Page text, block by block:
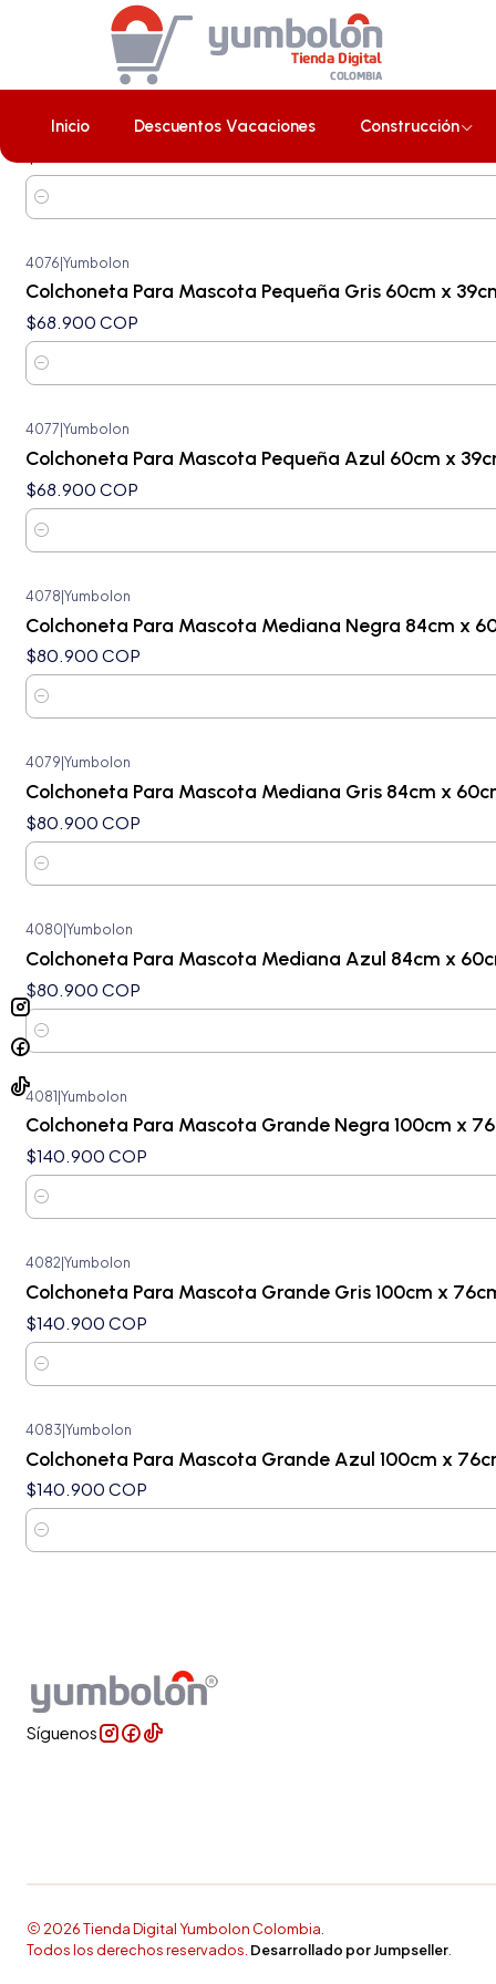
Inicio Descuentos Vacaciones Construcción
Colchonetas
Colchoneta Para Mascota Pequeña Negra 60cm x
Cantidad
4076|Yumbolon
Colchoneta Para Mascota Pequeña Gris 60cm x
$68.900 COP
Cantidad
4077 Yumbolon
Colchoneta Para Mascota Pequeña Azul 60cm x
$68.900 COP
Cantidad
4078 Yumbolon
Colchoneta Para Mascota Mediana Negra 84cm x
$80.900 COP
Cantidad
4079 Yumbolon
Colchoneta Para Mascota Mediana Gris 84cm x
$80.900 COP
Cantidad
4080 Yumbolon
Colchoneta Para Mascota Mediana Azul 84cm x
$80.900 COP
Cantidad
4081|Yumbolon
Colchoneta Para Mascota Grande Negra 100cm x
$140.900 COP
Cantidad
4082 Yumbolon
Colchoneta Para Mascota Grande Gris 100cm x
$140.900 COP
Cantidad
4083 Yumbolon
Colchoneta Para Mascota Grande Azul 100cm x
$140.900 COP
Cantidad
Síguenos
2026 Tienda Digital Yumbolon Colombia.
Todos los derechos reservados. Desarrollado por Jumpseller.